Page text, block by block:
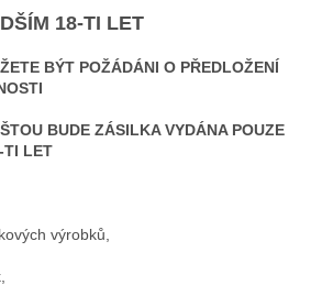
18-TI LET
BÝT POŽÁDÁNI O PŘEDLOŽENÍ
BUDE ZÁSILKA VYDÁNA POUZE
TI LET
výrobků,